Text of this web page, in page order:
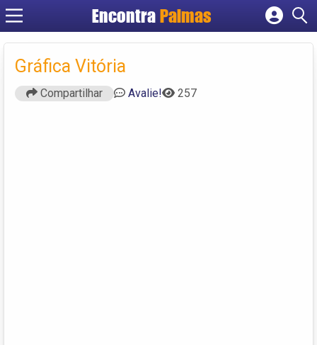
Encontra Palmas
Cadastrar empresa
Gráfica Vitória
Compartilhar Avalie! 257